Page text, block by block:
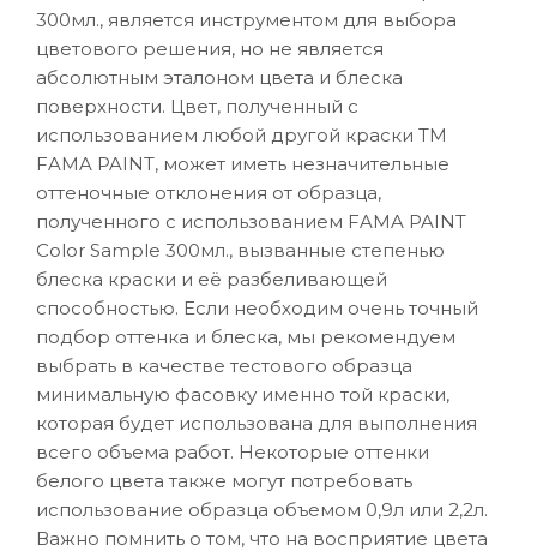
300мл., является инструментом для выбора
цветового решения, но не является
абсолютным эталоном цвета и блеска
поверхности. Цвет, полученный с
использованием любой другой краски ТМ
FAMA PAINT, может иметь незначительные
оттеночные отклонения от образца,
полученного с использованием FAMA PAINT
Color Sample 300мл., вызванные степенью
блеска краски и её разбеливающей
способностью. Если необходим очень точный
подбор оттенка и блеска, мы рекомендуем
выбрать в качестве тестового образца
минимальную фасовку именно той краски,
которая будет использована для выполнения
всего объема работ. Некоторые оттенки
белого цвета также могут потребовать
использование образца объемом 0,9л или 2,2л.
Важно помнить о том, что на восприятие цвета